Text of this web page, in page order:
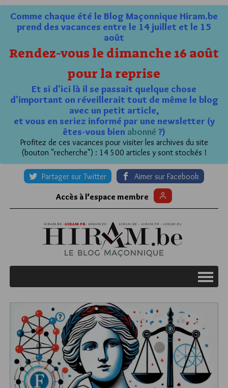
Comme chaque été le Blog Maçonnique Hiram.be
prend des vacances entre le 14 juillet et le 15
août
Rendez-vous le dimanche 16 août
pour la reprise
Et si d'ici là il se passait quelque chose
d'important on réveillerait tout de même le blog
avec un petit article,
et vous en seriez informé par une newsletter (y
êtes-vous bien abonné ?)
Profitez de ces vacances pour visiter les archives du site
(bouton "recherche") : 14 500 articles y sont stockés !
Partager sur Twitter Aimer sur Facebook
Accès à l’espace membre